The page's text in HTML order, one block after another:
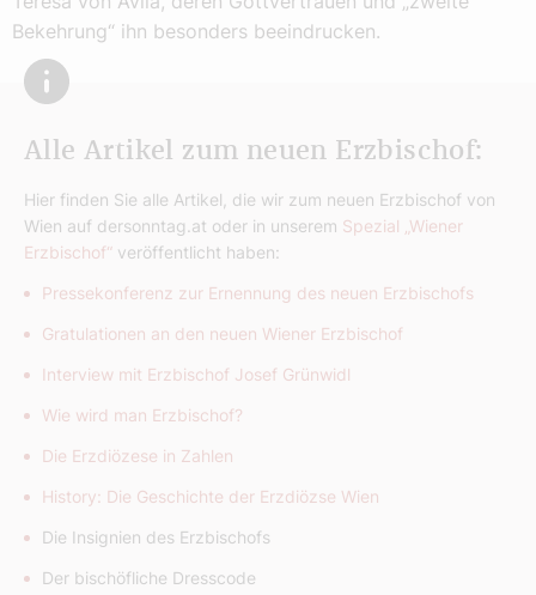
Bekehrung“ ihn besonders beeindrucken.
Alle Artikel zum neuen Erzbischof:
Hier finden Sie alle Artikel, die wir zum neuen Erzbischof von
Wien auf dersonntag.at oder in unserem Spezial „Wiener
Erzbischof“ veröffentlicht haben:
Pressekonferenz zur Ernennung des neuen Erzbischofs
Gratulationen an den neuen Wiener Erzbischof
Interview mit Erzbischof Josef Grünwidl
Wie wird man Erzbischof?
Die Erzdiözese in Zahlen
History: Die Geschichte der Erzdiözse Wien
Die Insignien des Erzbischofs
Der bischöfliche Dresscode